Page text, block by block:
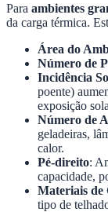
Para ambientes
da carga térmica.
Área do
Número de
Incidência
poente)
exposição
Número de
geladeiras,
calor.
Pé-direito:
capacidade,
Materiais de
tipo de